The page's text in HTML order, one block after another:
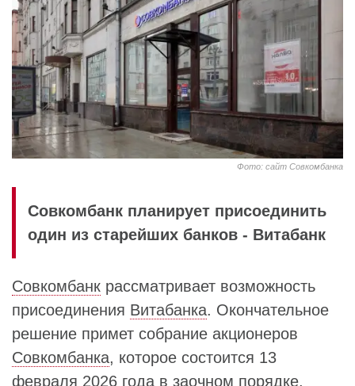
Фото: сайт Совкомбанка
Совкомбанк планирует присоединить
один из старейших банков - Витабанк
Совкомбанк рассматривает возможность
присоединения Витабанка. Окончательное
решение примет собрание акционеров
Совкомбанка, которое состоится 13
февраля 2026 года в заочном порядке.